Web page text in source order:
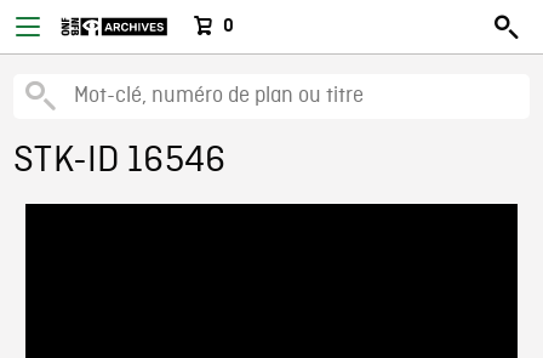
0
STK-ID 16546